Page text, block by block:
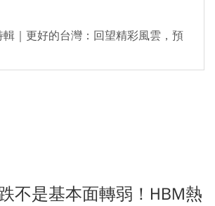
｜更好的台灣：回望精彩風雲，預
不是基本面轉弱！HBM熱